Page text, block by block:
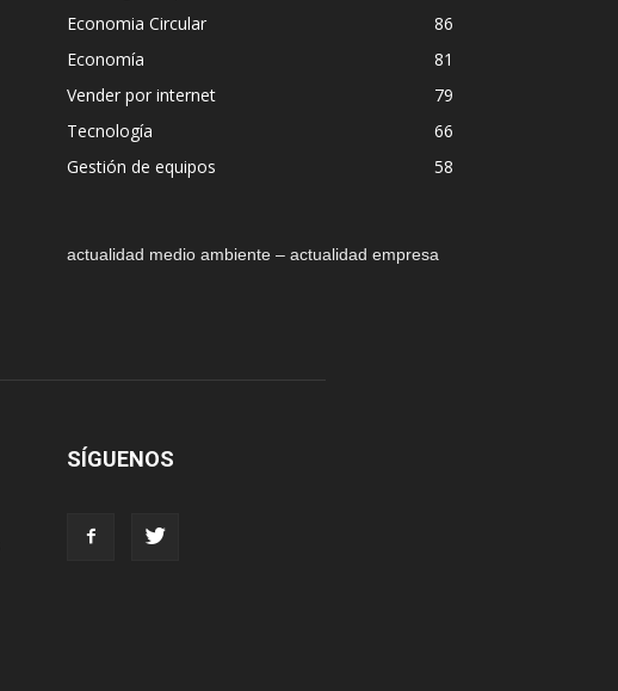
Economia Circular
86
Economía
81
Vender por internet
79
Tecnología
66
Gestión de equipos
58
actualidad medio ambiente – actualidad empresa
SÍGUENOS